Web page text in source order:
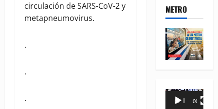
circulación de SARS-CoV-2 y
metapneumovirus.
.
.
.
METRO
Reproductor
00:00 00:35